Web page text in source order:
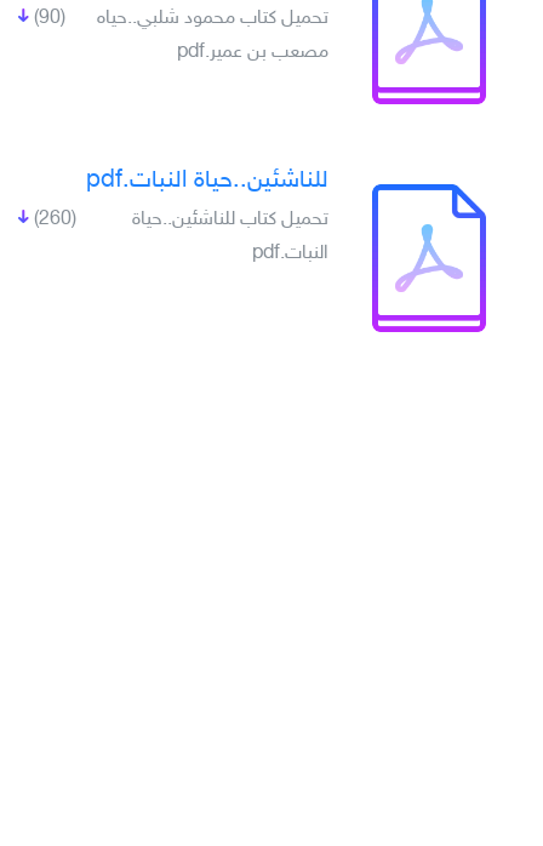
(90)
تحميل كتاب محمود شلبي..حياه
مصعب بن عمير.pdf
للناشئين..حياة النبات.pdf
(260)
تحميل كتاب للناشئين..حياة
النبات.pdf